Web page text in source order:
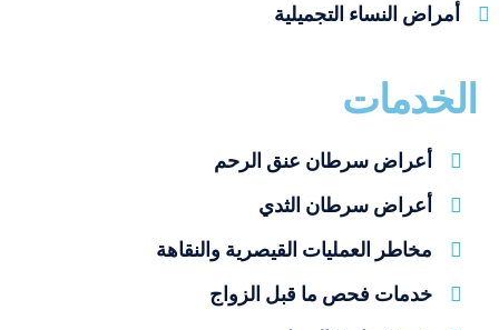
أمراض النساء التجميلية
الخدمات
أعراض سرطان عنق الرحم
أعراض سرطان الثدي
مخاطر العمليات القيصرية والنقاهة
خدمات فحص ما قبل الزواج